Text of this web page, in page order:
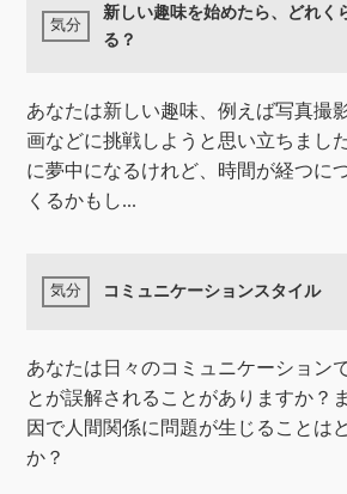
新しい趣味を始めたら、どれく
る？
あなたは新しい趣味、例えば写真撮
画などに挑戦しようと思い立ちまし
に夢中になるけれど、時間が経つに
くるかもし...
コミュニケーションスタイル
あなたは日々のコミュニケーション
とが誤解されることがありますか？
因で人間関係に問題が生じることは
か？